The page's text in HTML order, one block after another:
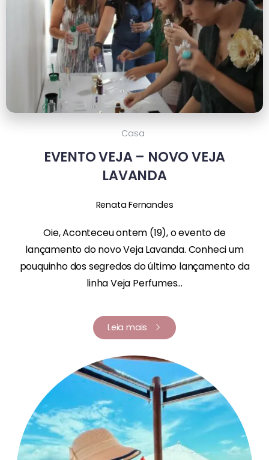
Casa
EVENTO VEJA – NOVO VEJA
LAVANDA
Renata Fernandes
Oie, Aconteceu ontem (19), o evento de
lançamento do novo Veja Lavanda. Conheci um
pouquinho dos segredos do último lançamento da
linha Veja Perfumes...
Leia mais
Renata Fernandes